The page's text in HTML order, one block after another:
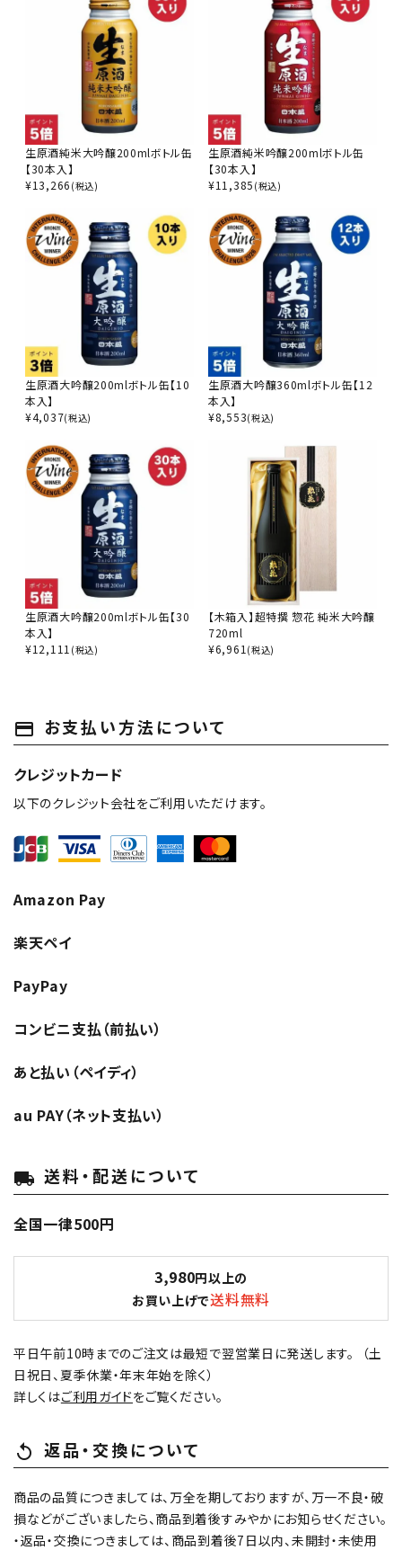
キーワードから探す
酒質
濃淡度
アルコール度数
精米歩合
価格から探す
生原酒純米大吟醸200mlボトル缶
【30本入】
¥13,266 (税込)
生原酒純米吟醸200mlボトル缶
【30本入】
¥11,385 (税込)
生原酒大吟醸200mlボトル缶【10
本入】
¥4,037(税込)
生原酒大吟醸360mlボトル缶【12
本入】
¥8,553(税込)
生原酒大吟醸200mlボトル缶【30
本入】
¥12,111 (税込)
【木箱入】超特撰 惣花 純米大吟醸
720ml
¥6,961 (税込)
payment お支払い方法について
クレジットカード
以下のクレジット会社をご利用いただけます。
Amazon Pay
楽天ペイ
PayPay
コンビニ支払（前払い）
あと払い（ペイディ）
au PAY（ネット支払い）
local_shipping 送料・配送について
全国一律500円
3,980円以上の
お買い上げで送料無料
平日午前10時までのご注文は最短で翌営業日に発送します。 （土
日祝日、夏季休業・年末年始を除く）
詳しくはご利用ガイドをご覧ください。
replay 返品・交換について
商品の品質につきましては、万全を期しておりますが、万一不良・破
損などがございましたら、商品到着後すみやかにお知らせください。
・返品・交換につきましては、商品到着後7日以内、未開封・未使用